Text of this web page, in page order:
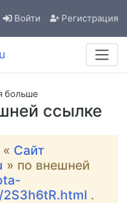
Войти Регистрация
ссылке
больше
Сайт
» по внешней
.